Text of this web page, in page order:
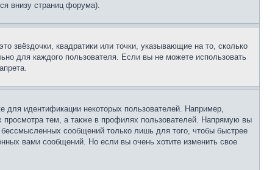
внизу страниц форума).
звёздочки, квадратики или точки, указывающие на то, сколько
для каждого пользователя. Если вы не можете использовать
для идентификации некоторых пользователей. Например,
просмотра тем, а также в профилях пользователей. Напрямую вы
сообщений только лишь для того, чтобы быстрее
вами сообщений. Но если вы очень хотите изменить свое